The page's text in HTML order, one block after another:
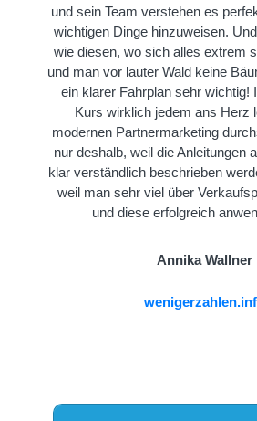
und sein Team verstehen es
wichtigen Dinge hinzuweisen.
wie diesen, wo sich alles extrem
und man vor lauter Wald keine
ein klarer Fahrplan sehr wichtig!
Kurs wirklich jedem ans Herz
modernen Partnermarketing
nur deshalb, weil die Anleitungen
klar verständlich beschrieben
weil man sehr viel über
und diese erfolgreich
Annika Wallner